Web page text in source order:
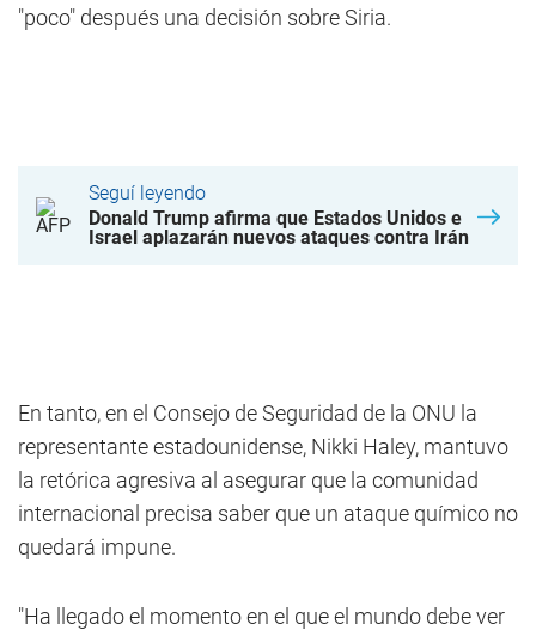
"poco" después una decisión sobre Siria.
Seguí leyendo
Donald Trump afirma que Estados Unidos e
Israel aplazarán nuevos ataques contra Irán
En tanto, en el Consejo de Seguridad de la ONU la
representante estadounidense, Nikki Haley, mantuvo
la retórica agresiva al asegurar que la comunidad
internacional precisa saber que un ataque químico no
quedará impune.
"Ha llegado el momento en el que el mundo debe ver